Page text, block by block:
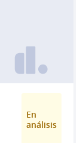
En
análisis